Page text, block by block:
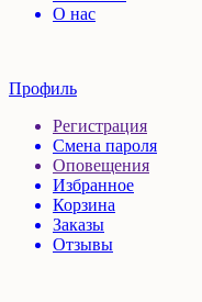
О нас
Профиль
Регистрация
Смена пароля
Оповещения
Избранное
Корзина
Заказы
Отзывы